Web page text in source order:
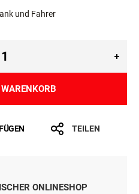
und Fahrer
TEILEN
ONLINESHOP